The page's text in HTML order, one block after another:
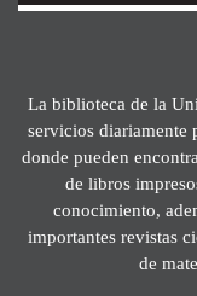
La biblioteca de la
servicios diariamente
donde pueden
de libros
conocimiento,
importantes revistas
de